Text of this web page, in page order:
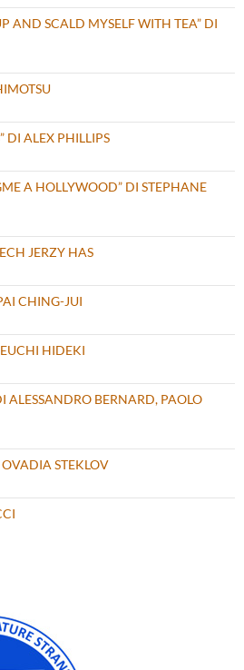
AND SCALD MYSELF WITH TEA” DI
DI ALEX PHILLIPS
A HOLLYWOOD” DI STEPHANE
JERZY HAS
CHING-JUI
HIDEKI
ALESSANDRO BERNARD, PAOLO
STEKLOV